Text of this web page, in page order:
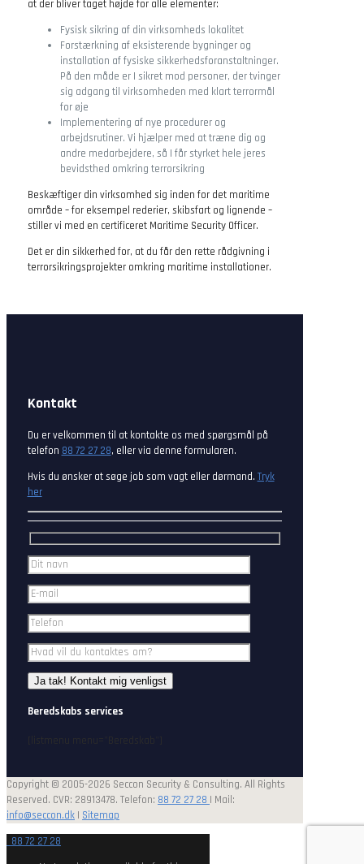
at der bliver taget højde for alle elementer:
Fysisk sikring af din virksomheds lokalitet
Forstærkning af eksisterende bygninger og
installation af fysiske sikkerhedsforanstaltninger.
På den måde er I sikret mod personer, der tvinger
sig adgang til virksomheden med klart terrormål
for øje
Implementering af nye procedurer og
arbejdsrutiner. Vi hjælper med at træne dig og
andre medarbejdere, så I får styrket hele jeres
bevidsthed omkring terrorsikring
Beskæftiger din virksomhed sig inden for det maritime
område – for eksempel rederier, skibsfart og lignende –
stiller vi med en certificeret Maritime Security Officer.
Det er din sikkerhed for, at du får den rette rådgivning i
terrorsikringsprojekter omkring maritime installationer.
Kontakt
Du er velkommen til at kontakte os med spørgsmål på
telefon 88 72 27 28, eller via denne formularen.
Hvis du ønsker at søge job som vagt eller dørmand. Tryk
her
Beredskabs services
Copyright © 2005-2026 Seccon Security & Consulting. All Rights
Reserved. CVR: 28913478. Telefon: 88 72 27 28 | Mail:
info@seccon.dk | Sitemap
88 72 27 28